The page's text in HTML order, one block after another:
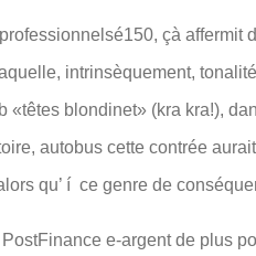
çà
intrinsèquement,
blondinet» (kra kra!),
autobus cette contrée
qu’ í ce genre de
e-argent de plus